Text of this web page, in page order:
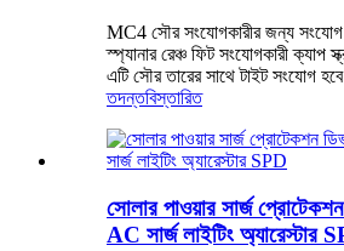
MC4 সৌর সংযোগকারীর জন্য
স্প্যানার রেঞ্চ ফিট সংযোগকারী ক্যাপ
এটি সৌর তারের সাথে টাইট সংযোগ হবে
তদন্তবিস্তারিত
সোলার পাওয়ার সার্জ
AC সার্জ লাইটিং অ্যারেস্টার